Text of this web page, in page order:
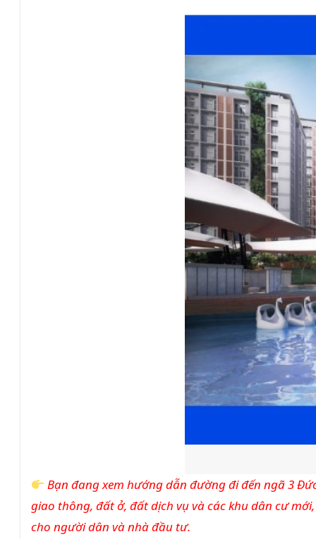
Bạn đang xem hướng dẫn đường đi đến ngã 3
giao thông, đất ở, đất dịch vụ và các khu dân cư
cho người dân và nhà đầu tư.